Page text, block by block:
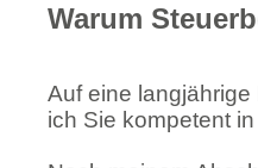
Warum
Auf eine
ich Sie kompetent